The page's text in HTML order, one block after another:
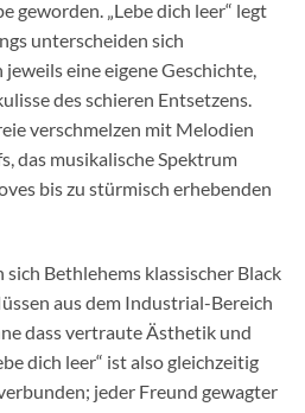
geworden. „Lebe dich leer“ legt
unterscheiden sich
eine eigene Geschichte,
des schieren Entsetzens.
verschmelzen mit Melodien
das musikalische Spektrum
bis zu stürmisch erhebenden
Bethlehems klassischer Black
aus dem Industrial-Bereich
dass vertraute Ästhetik und
dich leer“ ist also gleichzeitig
jeder Freund gewagter